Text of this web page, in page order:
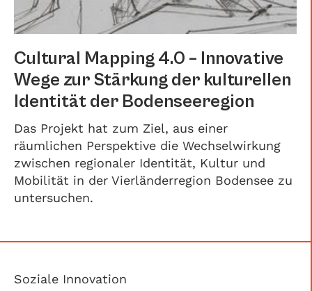
Cultural Mapping 4.0 – Innovative
Wege zur Stärkung der kulturellen
Identität der Bodenseeregion
Das Projekt hat zum Ziel, aus einer
räumlichen Perspektive die Wechselwirkung
zwischen regionaler Identität, Kultur und
Mobilität in der Vierländerregion Bodensee zu
untersuchen.
Soziale Innovation